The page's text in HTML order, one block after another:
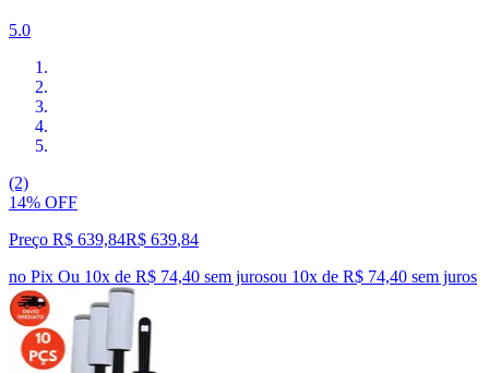
5.0
(2)
14% OFF
Preço R$ 639,84R$ 639,84
no Pix Ou 10x de R$ 74,40 sem jurosou 10x de R$ 74,40 sem juros